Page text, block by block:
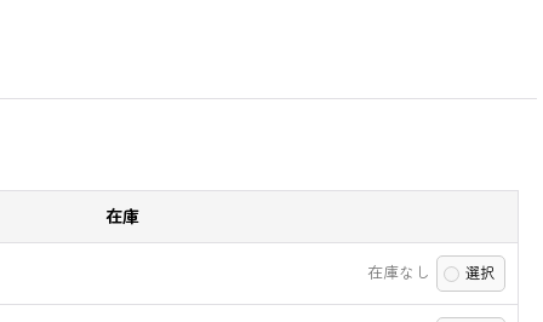
在庫
在庫なし